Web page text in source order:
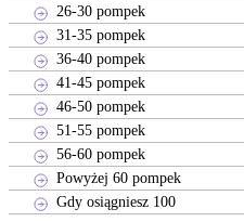
26-30 pompek
31-35 pompek
36-40 pompek
41-45 pompek
46-50 pompek
51-55 pompek
56-60 pompek
Powyżej 60 pompek
Gdy osiągniesz 100